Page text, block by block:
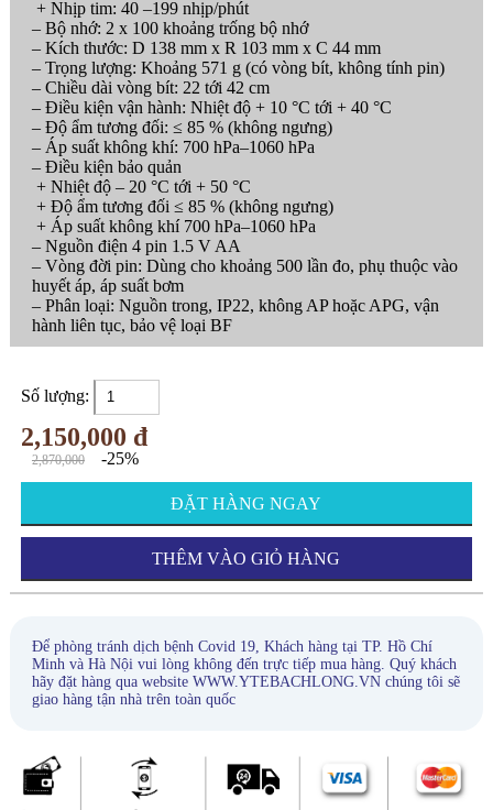
+ Nhịp tim: 40 –199 nhịp/phút
– Bộ nhớ: 2 x 100 khoảng trống bộ nhớ
– Kích thước: D 138 mm x R 103 mm x C 44 mm
– Trọng lượng: Khoảng 571 g (có vòng bít, không tính pin)
– Chiều dài vòng bít: 22 tới 42 cm
– Điều kiện vận hành: Nhiệt độ + 10 °C tới + 40 °C
– Độ ẩm tương đối: ≤ 85 % (không ngưng)
– Áp suất không khí: 700 hPa–1060 hPa
– Điều kiện bảo quản
+ Nhiệt độ – 20 °C tới + 50 °C
+ Độ ẩm tương đối ≤ 85 % (không ngưng)
+ Áp suất không khí 700 hPa–1060 hPa
– Nguồn điện 4 pin 1.5 V AA
– Vòng đời pin: Dùng cho khoảng 500 lần đo, phụ thuộc vào
huyết áp, áp suất bơm
– Phân loại: Nguồn trong, IP22, không AP hoặc APG, vận
hành liên tục, bảo vệ loại BF
Số lượng:
2,150,000 đ
-25%
ĐẶT HÀNG NGAY
THÊM VÀO GIỎ HÀNG
Để phòng tránh dịch bệnh Covid 19, Khách hàng tại TP. Hồ Chí
Minh và Hà Nội vui lòng không đến trực tiếp mua hàng. Quý khách
hãy đặt hàng qua website WWW.YTEBACHLONG.VN chúng tôi sẽ
giao hàng tận nhà trên toàn quốc